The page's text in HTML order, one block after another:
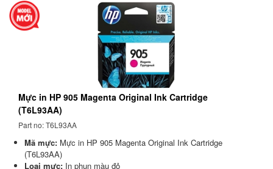
Mực in HP 905 Magenta Original Ink Cartridge
(T6L93AA)
Part no: T6L93AA
Mã mực: Mực in HP 905 Magenta Original Ink Cartridge
(T6L93AA)
Loại mực: In phun màu đỏ